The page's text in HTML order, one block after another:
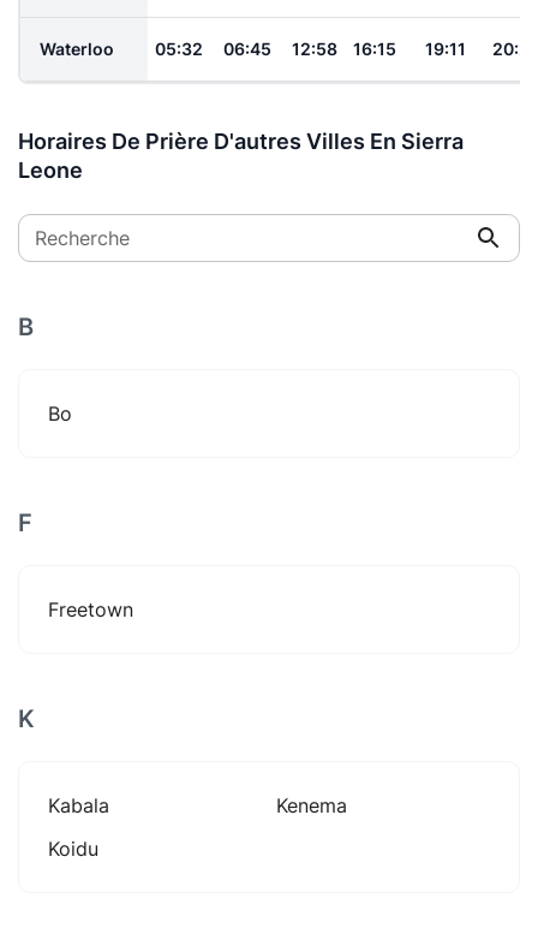
Waterloo 05:32 06:45 12:58 16:15 19:11
Horaires De Prière D'autres Villes En Sierra
Leone
Recherche
B
Bo
F
Freetown
K
Kabala
Kenema
Koidu